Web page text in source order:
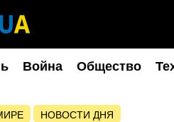
Война Общество
НОВОСТИ ДНЯ